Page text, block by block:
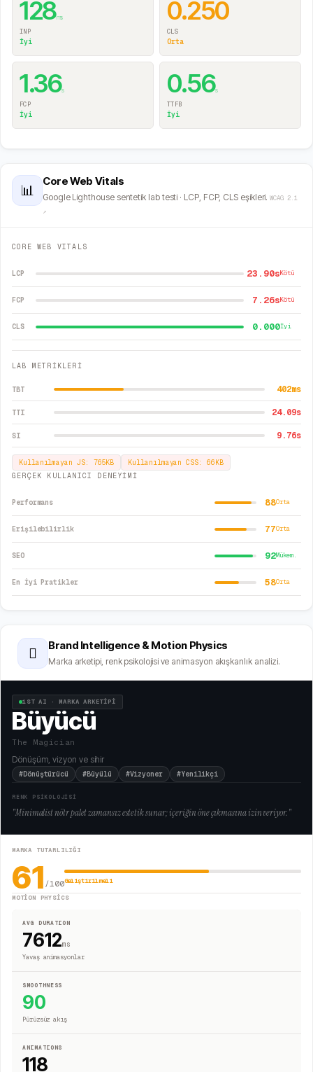
128ms
INP
İyi
0.250
CLS
Orta
1.36s
FCP
İyi
0.56s
TTFB
İyi
📊
Core Web Vitals
Google Lighthouse sentetik lab testi · LCP, FCP, CLS eşikleri. WCAG 2.1
↗
CORE WEB VITALS
LCP 23.90sKötü
FCP 7.26sKötü
CLS 0.000İyi
LAB METRİKLERİ
TBT 402ms
TTI 24.09s
SI 9.76s
Kullanılmayan JS: 765KB Kullanılmayan CSS: 66KB
GERÇEK KULLANICI DENEYİMİ
Performans 88Orta
Erişilebilirlik 77Orta
SEO 92Mükem.
En İyi Pratikler 58Orta
🫆 Brand Intelligence & Motion Physics
Marka arketipi, renk psikolojisi ve animasyon akışkanlık analizi.
1ST AI · MARKA ARKETİPİ
Büyücü
The Magician
Dönüşüm, vizyon ve sihir
#Dönüştürücü #Büyülü #Vizyoner #Yenilikçi
RENK PSİKOLOJİSİ
"Minimalist nötr palet zamansız estetik sunar; içeriğin öne çıkmasına izin veriyor."
MARKA TUTARLILIĞI
61 /100Geliştirilmeli
MOTION PHYSICS
AVG DURATION
7612ms
Yavaş animasyonlar
SMOOTHNESS
90
Pürüzsüz akış
ANIMATIONS
118